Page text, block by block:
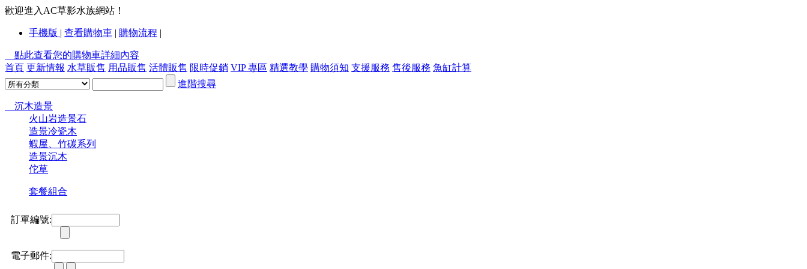
歡迎進入AC草影水族網站！
手機版 | 查看購物車 | 購物流程 |
點此查看您的購物車詳細內容
首頁 更新情報 水草販售 用品販售 活體販售 限時促銷 VIP 專區 精選教學 購物須知 支援服務 售後服務 魚缸計算
進階搜尋
沉木造景
火山岩造景石
造景冷瓷木
蝦屋、竹碳系列
造景沉木
佗草
套餐組合
訂單編號:
電子郵件: